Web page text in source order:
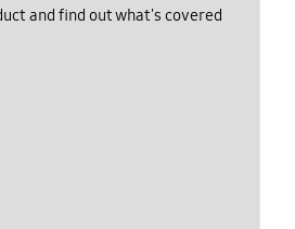
and find out what's covered